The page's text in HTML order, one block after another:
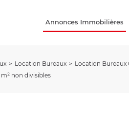
Annonces Immobilières
Location Bureaux Location Bureaux
non divisibles